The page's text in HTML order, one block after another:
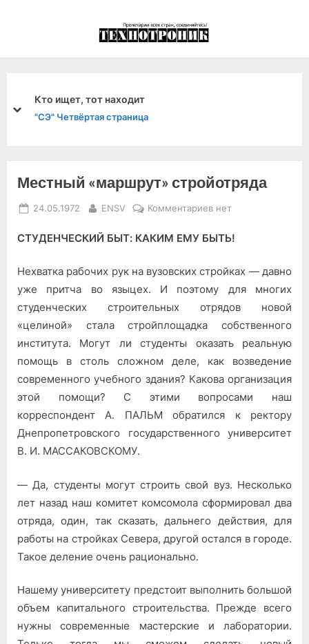
Отдых в родном крае
"ТД" Репортаж
prev
next
Местный «маршрут» стройотряда
Posted
24.05.1972 By
ENSV Комментариевк
Местный
стройотряда
нет
СТУДЕНЧЕСКИЙ БЫТ: КАКИМ ЕМУ БЫТЬ!
Нехватка рабочих рук на вузовских стройках — давно
уже притча во языцех. И поэтому для многих
студенческих строительных отрядов новой
«целиной» стала стройплощадка собственного
института. Могут ли студенты оказать реальную
помощь в столь сложном деле, как возведение
современного учебного здания? Какова организация
этой помощи? С этими вопросами наш
корреспондент A. ПАЛЬМ обратился к ректору
Днепропетровского государственного университет
B. И. МАССАКОВСКОМУ.
— Да, студенты могут строить свой вуз. Несколько
лет назад наш комитет комсомола сформировал два
отряда, один, так сказать, дальнего действия, для
работы на стройках Севера, другой остался в городе.
Такое деление очень рационально.
Нашему университету предстоит выполнить большой
объем капитального строительства. Прежде всего
нужны современные мастерские и лаборатории.